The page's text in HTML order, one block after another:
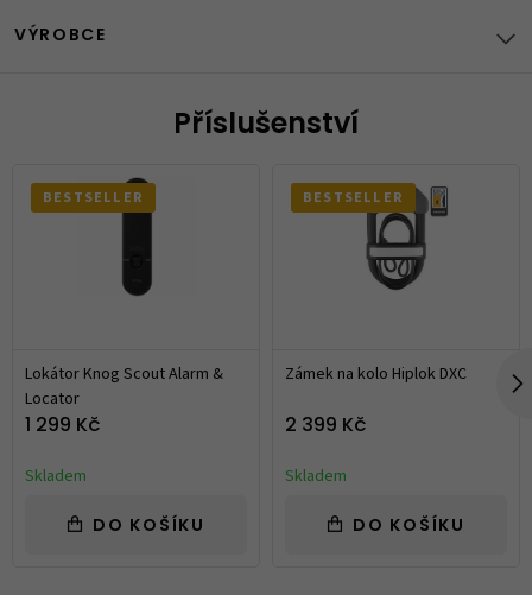
VÝROBCE
Příslušenství
BESTSELLER
Lokátor Knog Scout Alarm &
Locator
1 299 Kč
Skladem
DO KOŠÍKU
BESTSELLER
Zámek na kolo Hiplok DXC
2 399 Kč
Skladem
DO KOŠÍKU